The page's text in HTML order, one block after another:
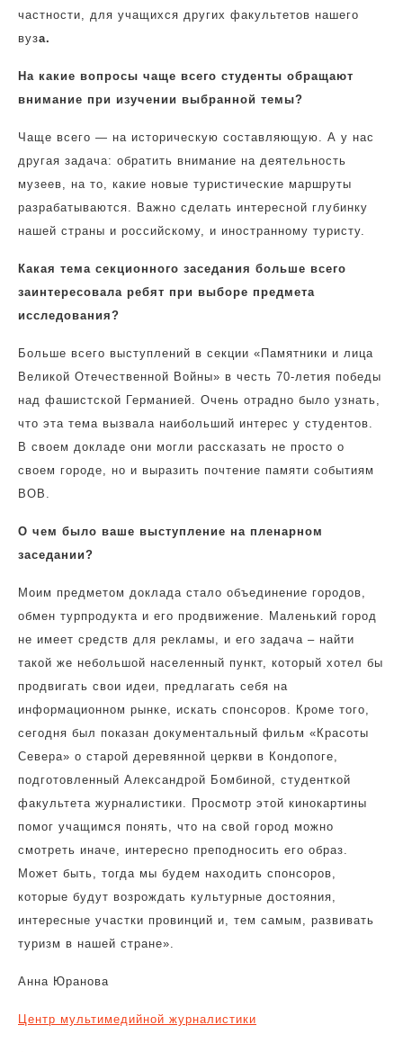
частности, для учащихся других факультетов нашего
вуза.
На какие вопросы чаще всего студенты обращают
внимание при изучении выбранной темы?
Чаще всего — на историческую составляющую. А у нас
другая задача: обратить внимание на деятельность
музеев, на то, какие новые туристические маршруты
разрабатываются. Важно сделать интересной глубинку
нашей страны и российскому, и иностранному туристу.
Какая тема секционного заседания больше всего
заинтересовала ребят при выборе предмета
исследования?
Больше всего выступлений в секции «Памятники и лица
Великой Отечественной Войны» в честь 70-летия победы
над фашистской Германией. Очень отрадно было узнать,
что эта тема вызвала наибольший интерес у студентов.
В своем докладе они могли рассказать не просто о
своем городе, но и выразить почтение памяти событиям
ВОВ.
О чем было ваше выступление на пленарном
заседании?
Моим предметом доклада стало объединение городов,
обмен турпродукта и его продвижение. Маленький город
не имеет средств для рекламы, и его задача – найти
такой же небольшой населенный пункт, который хотел бы
продвигать свои идеи, предлагать себя на
информационном рынке, искать спонсоров. Кроме того,
сегодня был показан документальный фильм «Красоты
Севера» о старой деревянной церкви в Кондопоге,
подготовленный Александрой Бомбиной, студенткой
факультета журналистики. Просмотр этой кинокартины
помог учащимся понять, что на свой город можно
смотреть иначе, интересно преподносить его образ.
Может быть, тогда мы будем находить спонсоров,
которые будут возрождать культурные достояния,
интересные участки провинций и, тем самым, развивать
туризм в нашей стране».
Анна Юранова
Центр мультимедийной журналистики